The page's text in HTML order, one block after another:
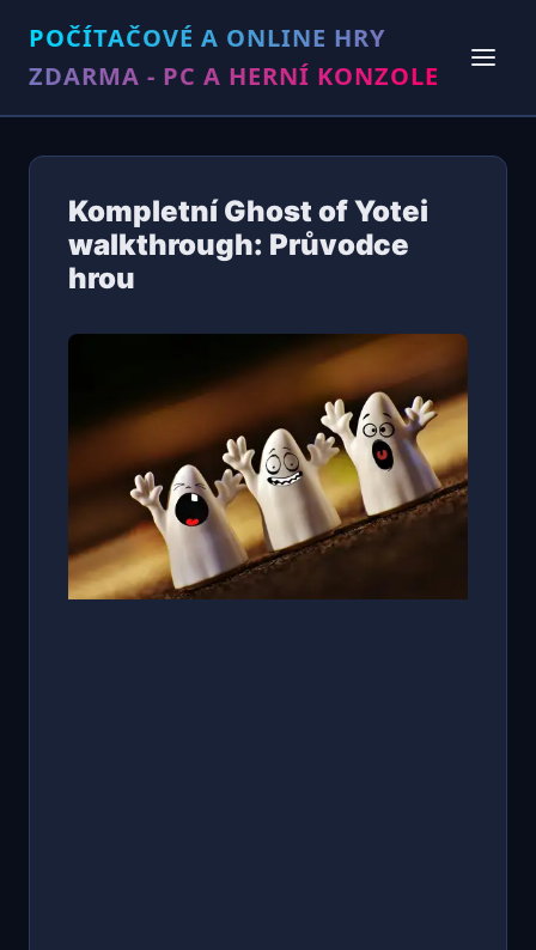
POČÍTAČOVÉ A ONLINE HRY
ZDARMA - PC A HERNÍ KONZOLE
Kompletní Ghost of Yotei
walkthrough: Průvodce
hrou